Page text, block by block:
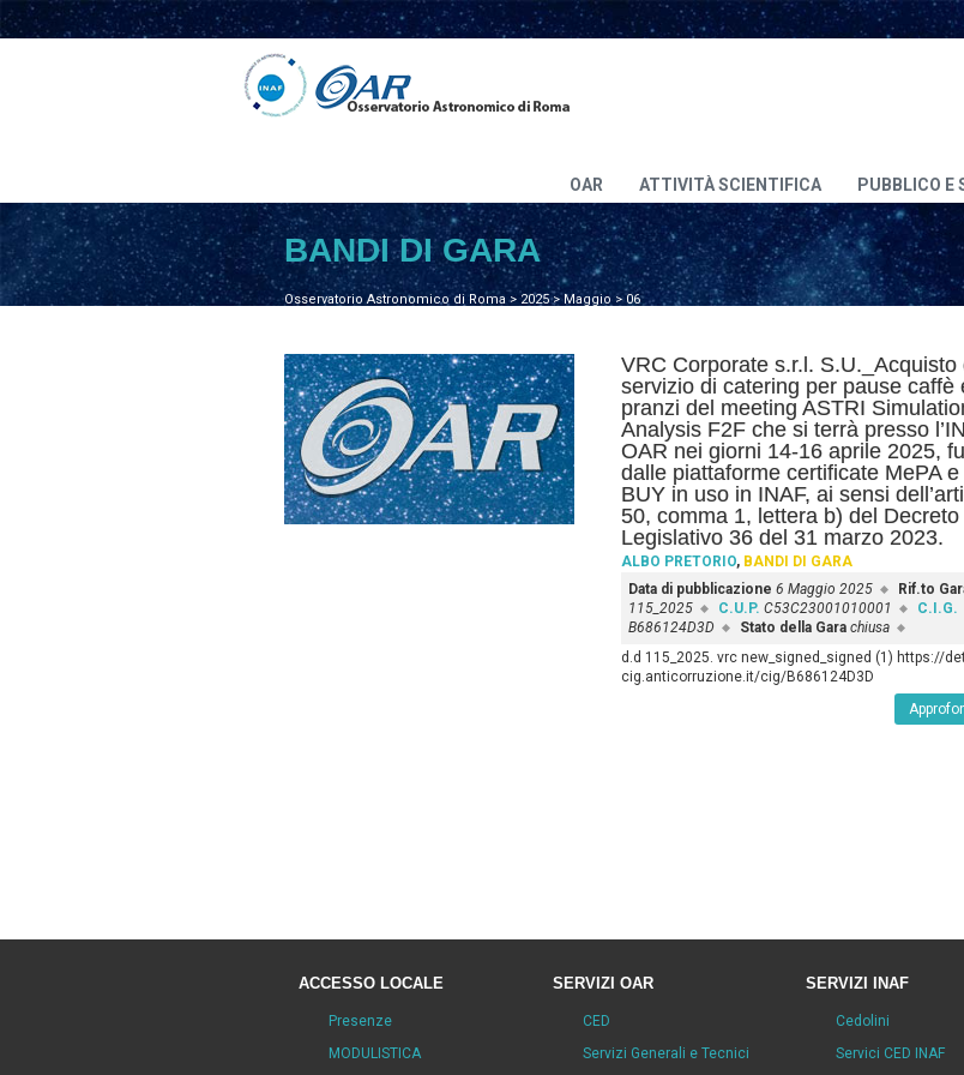
OAR ATTIVITÀ SCIENTIFICA PUBBLICO E
Osservatorio Astronomico di Roma> 2025>Maggio >06
BANDI DI GARA
VRC Corporate s.r.l. S.U._Acquisto
servizio di catering per pause caffè
pranzi del meeting ASTRI
Analysis F2F che si terrà presso
OAR nei giorni 14-16 aprile 2025,
dalle piattaforme certificate MePA e
BUY in uso in INAF, ai sensi
50, comma 1, lettera b) del Decreto
Legislativo 36 del 31 marzo 2023.
ALBO PRETORIO, BANDI DI GARA
Data di pubblicazione 6 Maggio 2025
Rif.to
115_2025
C.U.P. C53C23001010001
C.I.G.
B686124D3D
Stato della Gara chiusa
d.d 115_2025. vrc new_signed_signed (1) https://
cig.anticorruzione.it/cig/B686124D3D
ACCESSO LOCALE
Presenze
MODULISTICA
SERVIZI OAR
CED
Servizi Generali e Tecnici
SERVIZI INAF
Cedolini
Servici CED INAF